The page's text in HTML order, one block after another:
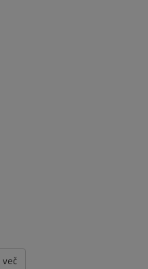
več